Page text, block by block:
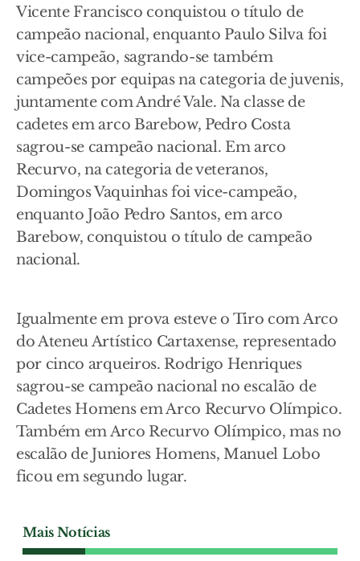
Vicente Francisco conquistou o título de
campeão nacional, enquanto Paulo Silva foi
vice-campeão, sagrando-se também
campeões por equipas na categoria de juvenis,
juntamente com André Vale. Na classe de
cadetes em arco Barebow, Pedro Costa
sagrou-se campeão nacional. Em arco
Recurvo, na categoria de veteranos,
Domingos Vaquinhas foi vice-campeão,
enquanto João Pedro Santos, em arco
Barebow, conquistou o título de campeão
nacional.
Igualmente em prova esteve o Tiro com Arco
do Ateneu Artístico Cartaxense, representado
por cinco arqueiros. Rodrigo Henriques
sagrou-se campeão nacional no escalão de
Cadetes Homens em Arco Recurvo Olímpico.
Também em Arco Recurvo Olímpico, mas no
escalão de Juniores Homens, Manuel Lobo
ficou em segundo lugar.
Mais Notícias